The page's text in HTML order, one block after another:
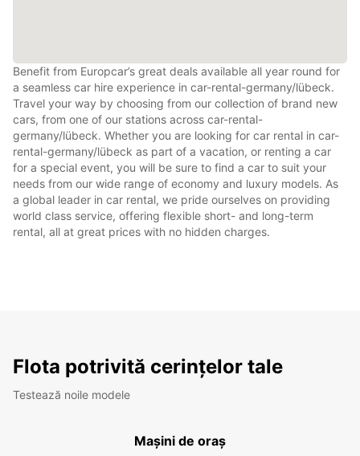
Benefit from Europcar’s great deals available all year round for
a seamless car hire experience in car-rental-germany/lübeck.
Travel your way by choosing from our collection of brand new
cars, from one of our stations across car-rental-
germany/lübeck. Whether you are looking for car rental in car-
rental-germany/lübeck as part of a vacation, or renting a car
for a special event, you will be sure to find a car to suit your
needs from our wide range of economy and luxury models. As
a global leader in car rental, we pride ourselves on providing
world class service, offering flexible short- and long-term
rental, all at great prices with no hidden charges.
Flota potrivită cerințelor tale
Testează noile modele
Mașini de oraș